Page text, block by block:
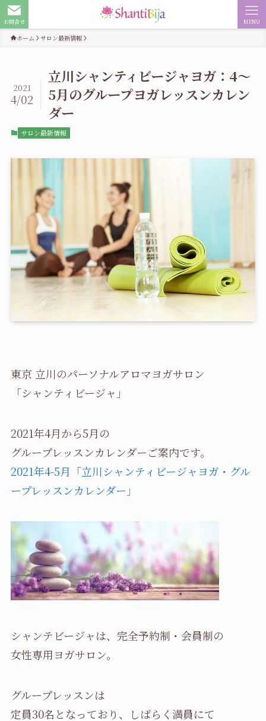
お問合せ MENU
ホーム サロン最新情報
立川シャンティビージャヨガ：4～
5月のグループヨガレッスンカレン
ダー
2021
4/02
サロン最新情報
東京 立川のパーソナルアロマヨガサロン
「シャンティビージャ」
2021年4月から5月の
グループレッスンカレンダーご案内です。
2021年4-5月「立川シャンティビージャヨガ・グル
ープレッスンカレンダー」
シャンテビージャは、完全予約制・会員制の
女性専用ヨガサロン。
グループレッスンは
定員30名となっており、しばらく満員にて